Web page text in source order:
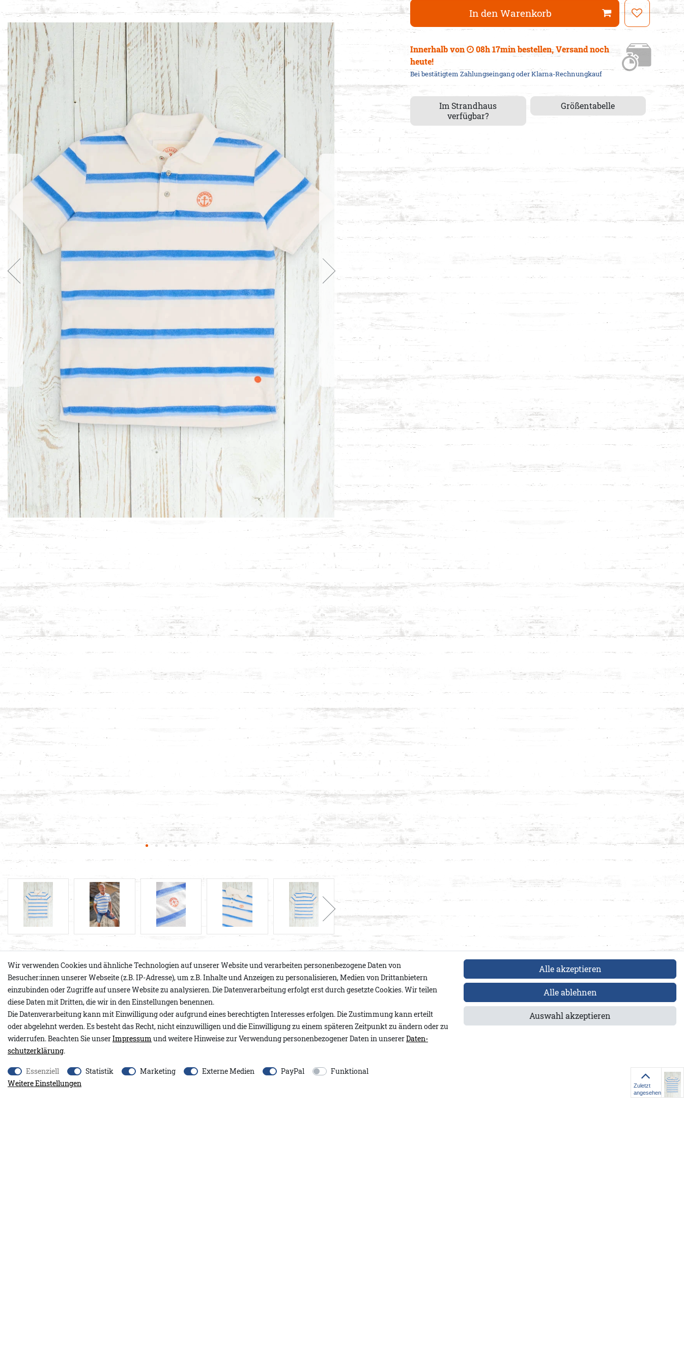
In den Warenkorb
Innerhalb von 08h 17minbestellen, Versandnoch
heute!
Bei bestätigtem Zahlungseingang oder Klarna-Rechnungkauf
Im Strandhaus
verfügbar?
Größentabelle
Produktdetails
Frische Meeresluft, weicher Frottee und ein Streifenmuster, das sofort Urlaubsgefühle weckt.
In frischem Cremeweiß mit zwei unterschiedlichen Blautönen ist das Herren Poloshirt, das
man anzieht und sofort weiß: Sommer kann kommen. Das weiche Frottee-Material verleiht
dem Poloshirt seinen besonderen Charakter, angenehm auf der Haut, leicht und dabei mit
einer Textur, die das Licht wunderbar einfängt. Die wechselnden Blaustreifen auf
cremeweißem Grund erinnern an Himmel, Wellen und Horizont zugleich. Der fein gerippte
Kragen und die feinen Rippabschlüsse an den Ärmeln setzen klassische Polo-Akzente, die
2.2604.01.016-131-M
Modell: Polo Frottee Streifen A&Co
Inhalt:1 Stück
An der Gümpgesbrücke
Wir verwenden Cookies und ähnliche Technologien auf unserer Website und verarbeiten personenbezogene Daten von
Besucher:innen unserer Webseite (z.B. IP-Adresse), um z.B. Inhalte und Anzeigen zu personalisieren, Medien von Drittanbietern
einzubinden oder Zugriffe auf unsere Website zu analysieren. Die Datenverarbeitung erfolgt erst durch gesetzte Cookies. Wir teilen
diese Daten mit Dritten, die wir in den Einstellungen benennen.
Die Datenverarbeitung kann mit Einwilligung oder aufgrund eines berechtigten Interesses erfolgen. Die Zustimmung kann erteilt
oder abgelehnt werden. Es besteht das Recht, nicht einzuwilligen und die Einwilligung zu einem späteren Zeitpunkt zu ändern oder zu
widerrufen. Beachten Sie unserImpressum und weitere Hinweise zur Verwendung personenbezogener Daten in unsererDaten­
schutz­erklärung.
Essenziell Statistik Marketing Externe Medien PayPal
Funktional
Weitere Einstellungen
Alle akzeptieren
Alle ablehnen
Auswahl akzeptieren
Zuletzt
angesehen
Zuletzt
angesehen